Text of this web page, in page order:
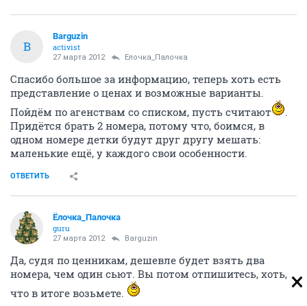
B
Barguzin
activist
27 марта 2012 Ёлочка_Палочка
Спасибо большое за информацию, теперь хоть есть
представление о ценах и возможные варианты.
Пойдём по агенствам со списком, пусть считают
.
Придётся брать 2 номера, потому что, боимся, в
одном номере детки будут друг другу мешать:
маленькие ещё, у каждого свои особенности.
ОТВЕТИТЬ
Ёлочка_Палочка
guru
27 марта 2012 Barguzin
Да, судя по ценникам, дешевле будет взять два
номера, чем один сьют. Вы потом отпишитесь, хоть,
что в итоге возьмете.